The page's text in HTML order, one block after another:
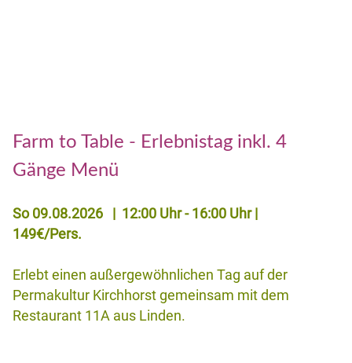
Farm to Table - Erlebnistag inkl. 4
Gänge Menü
So 09.08.2026 | 12:00 Uhr - 16:00 Uhr |
149€/Pers.
Erlebt einen außergewöhnlichen Tag auf der
Permakultur Kirchhorst gemeinsam mit dem
Restaurant 11A aus Linden.